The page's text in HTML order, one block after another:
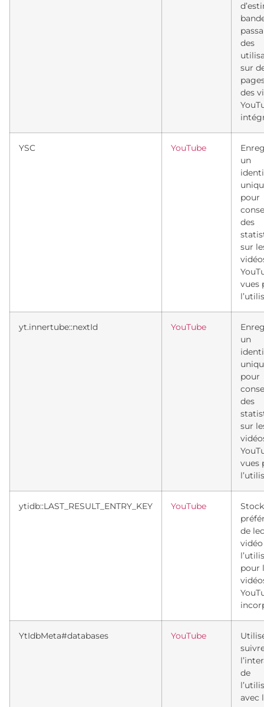
des
sur
des
YSC YouTube
un
pour
des
sur
vues
yt.innertube::nextId YouTube
un
pour
des
sur
vues
ytidb::LAST_RESULT_ENTRY_KEY YouTube
de
pour
YtIdbMeta#databases YouTube
de
avec